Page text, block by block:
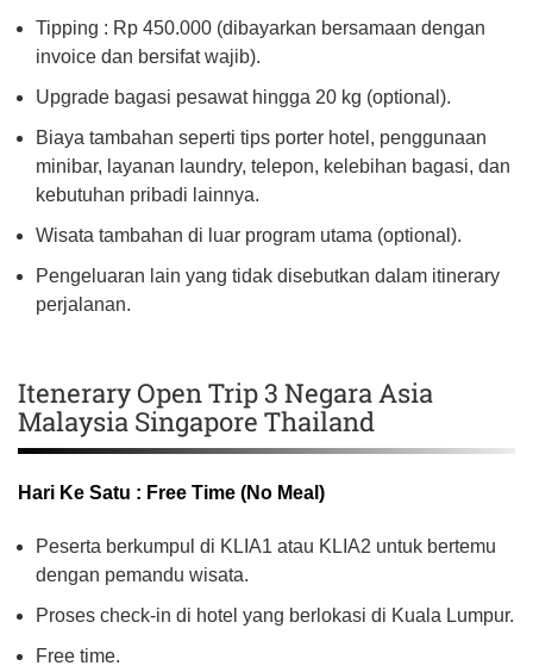
Tipping : Rp 450.000 (dibayarkan bersamaan dengan
invoice dan bersifat wajib).
Upgrade bagasi pesawat hingga 20 kg (optional).
Biaya tambahan seperti tips porter hotel, penggunaan
minibar, layanan laundry, telepon, kelebihan bagasi, dan
kebutuhan pribadi lainnya.
Wisata tambahan di luar program utama (optional).
Pengeluaran lain yang tidak disebutkan dalam itinerary
perjalanan.
Itenerary Open Trip 3 Negara Asia
Malaysia Singapore Thailand
Hari Ke Satu : Free Time (No Meal)
Peserta berkumpul di KLIA1 atau KLIA2 untuk bertemu
dengan pemandu wisata.
Proses check-in di hotel yang berlokasi di Kuala Lumpur.
Free time.